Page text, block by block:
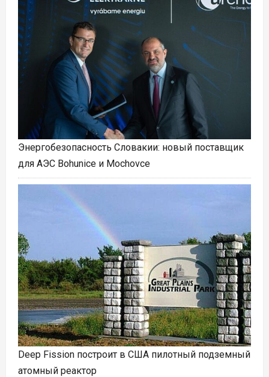
Энергобезопасность Словакии: новый поставщик
для АЭС Bohunice и Mochovce
Deep Fission построит в США пилотный подземный
атомный реактор